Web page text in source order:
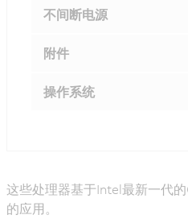
不间断电源
附件
操作系统
这些处理器基于Intel最新一代
的应用。